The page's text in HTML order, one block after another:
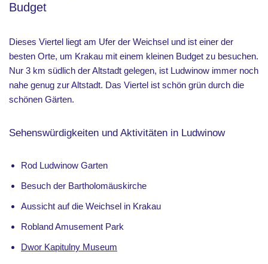
Budget
Dieses Viertel liegt am Ufer der Weichsel und ist einer der
besten Orte, um Krakau mit einem kleinen Budget zu besuchen.
Nur 3 km südlich der Altstadt gelegen, ist Ludwinow immer noch
nahe genug zur Altstadt. Das Viertel ist schön grün durch die
schönen Gärten.
Sehenswürdigkeiten und Aktivitäten in Ludwinow
Rod Ludwinow Garten
Besuch der Bartholomäuskirche
Aussicht auf die Weichsel in Krakau
Robland Amusement Park
Dwor Kapitulny Museum